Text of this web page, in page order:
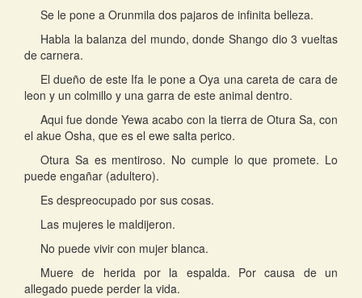
Se le pone a Orunmila dos pajaros de infinita belleza.
Habla la balanza del mundo, donde Shango dio 3 vueltas
de carnera.
El dueño de este Ifa le pone a Oya una careta de cara de
leon y un colmillo y una garra de este animal dentro.
Aqui fue donde Yewa acabo con la tierra de Otura Sa, con
el akue Osha, que es el ewe salta perico.
Otura Sa es mentiroso. No cumple lo que promete. Lo
puede engañar (adultero).
Es despreocupado por sus cosas.
Las mujeres le maldijeron.
No puede vivir con mujer blanca.
Muere de herida por la espalda. Por causa de un
allegado puede perder la vida.